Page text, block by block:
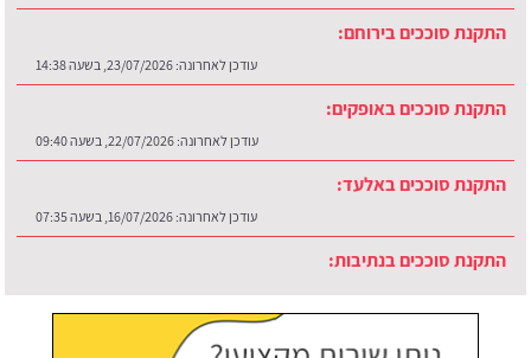
התקנת סוככים בירוחם:
עודכן לאחרונה: 23/07/2026, בשעה 14:38
התקנת סוככים באופקים:
עודכן לאחרונה: 22/07/2026, בשעה 09:40
התקנת סוככים באלעד:
עודכן לאחרונה: 16/07/2026, בשעה 07:35
התקנת סוככים בנתיבות:
עודכן לאחרונה:30/07/2026, בשעה 12:48